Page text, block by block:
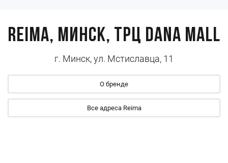
Reima, Минск, ТРЦ Dana Mall
г. Минск, ул. Мстиславца, 11
О бренде
Все адреса Reima